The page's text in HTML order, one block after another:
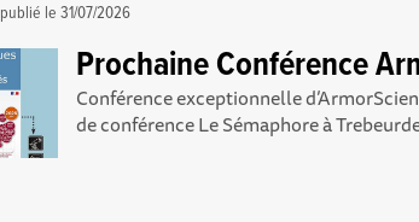
publié le31/07/2026
Prochaine Conférence
Conférence exceptionnelle
de conférence Le Sémaphore à